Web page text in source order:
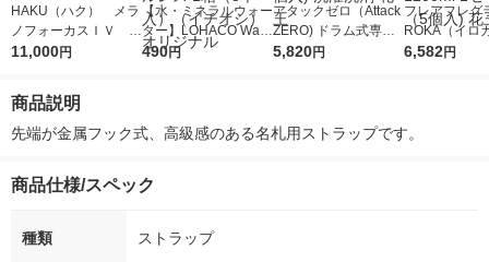
HAKU（ハク） メラ
ノフォーカスＩＶ 4
5ｇ 資生堂 おまけ
11,000円
【水・ミネラルウォー
ター】LOHACO Wate
r（ロハコウォータ
490円
アタックゼロ（Attack
ZERO) ドラム式専用
詰め替え メガジャン
5,820円
フレアフレグ
ROKA（イロ
イキッドリリ
6,582円
商品説明
先端が金属フック式、高級感のある名札用ストラップです。
商品仕様/スペック
種類 ストラップ